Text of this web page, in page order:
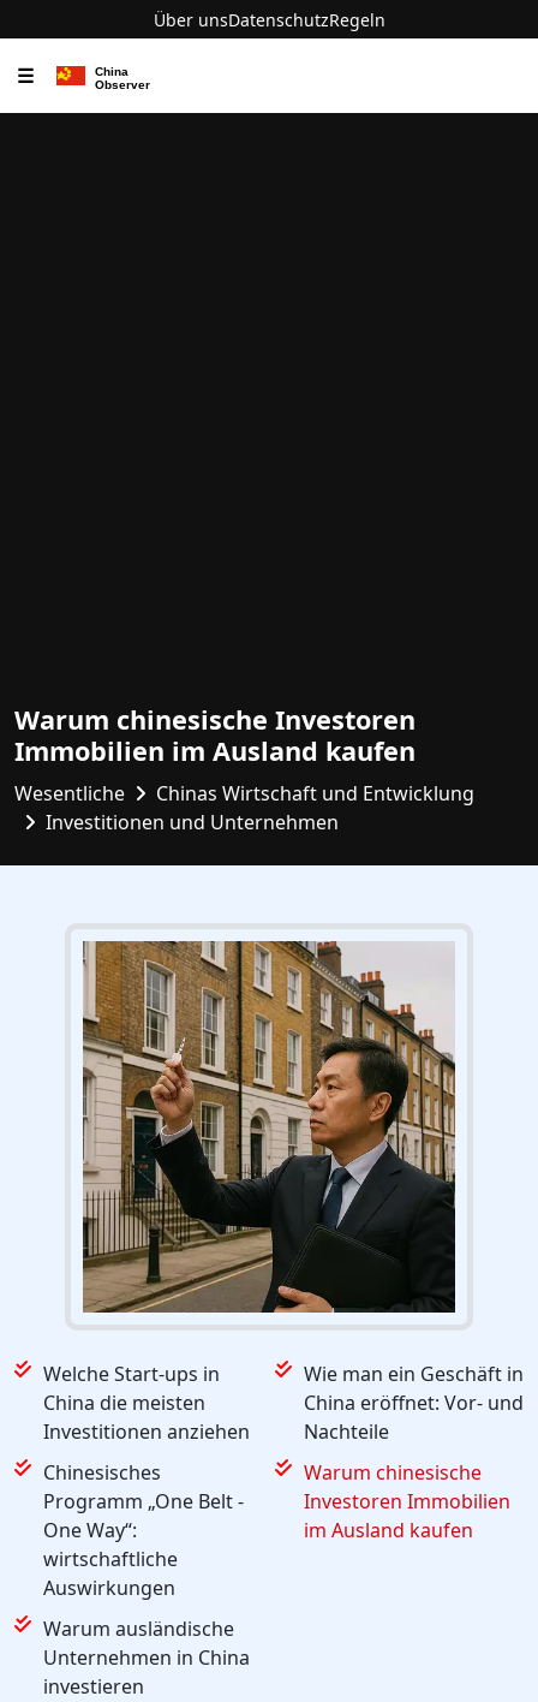
Über unsDatenschutzRegeln
☰
Warum chinesische Investoren
Immobilien im Ausland kaufen
Wesentliche
Chinas Wirtschaft und Entwicklung
Investitionen und Unternehmen
Welche Start-ups in
China die meisten
Investitionen anziehen
Wie man ein Geschäft in
China eröffnet: Vor- und
Nachteile
Chinesisches
Programm „One Belt -
One Way“:
wirtschaftliche
Auswirkungen
Warum chinesische
Investoren Immobilien
im Ausland kaufen
Warum ausländische
Unternehmen in China
investieren